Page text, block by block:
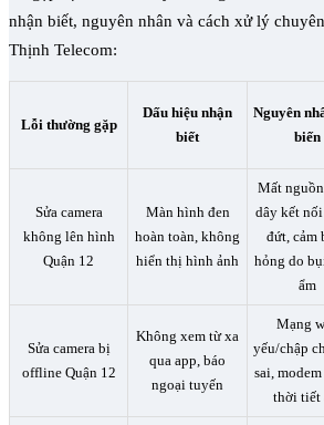
nhận biết, nguyên nhân và cách xử lý
Thịnh Telecom:
Lỗi thường gặp
Dấu hiệu nhận
biết
Nguyên
biến
Sửa camera
không lên hình
Quận 12
Màn hình đen
hoàn toàn, không
hiển thị hình ảnh
Mất nguồn
dây kết
đứt, cảm
hỏng do
ẩm
Sửa camera bị
offline Quận 12
Không xem từ xa
qua app, báo
ngoại tuyến
Mạng
yếu/chập
sai,
thời tiết